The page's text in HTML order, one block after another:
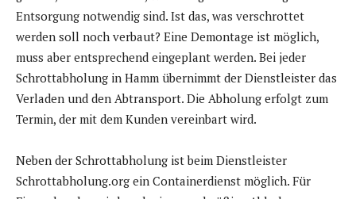
Entsorgung notwendig sind. Ist das, was verschrottet
werden soll noch verbaut? Eine Demontage ist möglich,
muss aber entsprechend eingeplant werden. Bei jeder
Schrottabholung in Hamm übernimmt der Dienstleister das
Verladen und den Abtransport. Die Abholung erfolgt zum
Termin, der mit dem Kunden vereinbart wird.
Neben der Schrottabholung ist beim Dienstleister
Schrottabholung.org ein Containerdienst möglich. Für